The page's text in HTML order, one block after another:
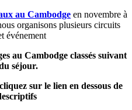
au Cambodge en novembre à
organisons plusieurs circuits
événement
au Cambodge classés suivant
séjour.
sur le lien en dessous de